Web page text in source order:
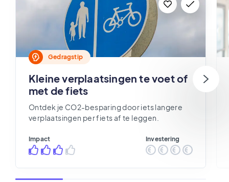
Gedragstip
Kleine verplaatsingen te voet of
met de fiets
Ontdek je CO2-besparing door iets langere
verplaatsingen per fiets af te leggen.
Impact Investering